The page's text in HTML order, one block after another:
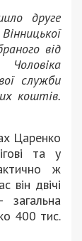
друге
від
служби
коштів.
Царенко
та у
ж
він двічі
загальна
400 тис.